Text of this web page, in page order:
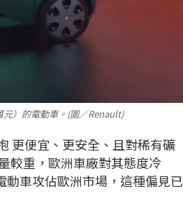
）的電動車。(圖／Renault)
更便宜、更安全、且對稀有礦
較重，歐洲車廠對其態度冷
動車攻佔歐洲市場，這種偏見已